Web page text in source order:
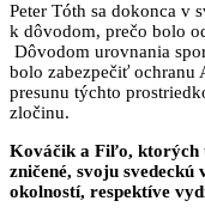
Peter Tóth sa dokonca v
k dôvodom, prečo bolo
Dôvodom urovnania
bolo zabezpečiť ochranu
presunu týchto
zločinu.
Kováčik a Fiľo, ktorých
zničené, svoju
okolností, respektíve